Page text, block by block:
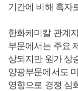
기간에 비해 흑자
한화케미칼 관계
부문에서는 주요
상되지만 원가 상
양광부문에서도
영향으로 경쟁 심